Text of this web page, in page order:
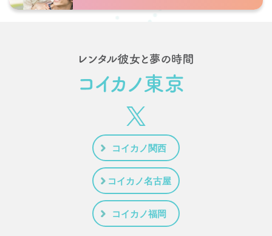
楽しめるのも、 ナイトティーデートの魅力です♡ ◆ 褒
夜景と甘い時間に包まれて心まであたた
かくなるデートになりました 彼氏様、デートしていた
だきありがとうございました
プの結城みのりは、 夜景の見えるレストランやナイトテ
ィーデートと相性抜群 聞き上手でつい何でも話せる雰
囲気なので、 大人な空間でもリラックスして過ごせます
♩ 特別な日のディナーや記念日デートにもおすすめのキ
ャストです♡ デート彼女 結城みのり プロフィール：h
ttps://www.koikano-tokyo.jp/profile/yuuki-minori/ レンタ
コイカノ関西
コイカノ名古屋
コイカノ福岡